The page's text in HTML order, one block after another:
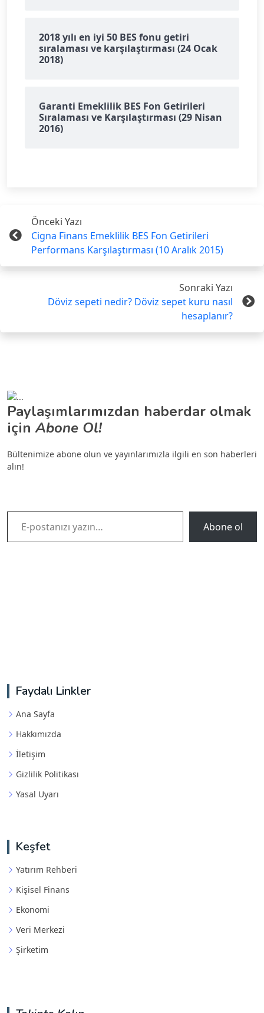
2018 yılı en iyi 50 BES fonu getiri
sıralaması ve karşılaştırması (24 Ocak
2018)
Garanti Emeklilik BES Fon Getirileri
Sıralaması ve Karşılaştırması (29 Nisan
2016)
Önceki Yazı
Cigna Finans Emeklilik BES Fon Getirileri
Performans Karşılaştırması (10 Aralık 2015)
Sonraki Yazı
Döviz sepeti nedir? Döviz sepet kuru nasıl
hesaplanır?
Paylaşımlarımızdan haberdar olmak
için Abone Ol!
Bültenimize abone olun ve yayınlarımızla ilgili en son haberleri
alın!
E-postanızı yazın…
Abone ol
Faydalı Linkler
Ana Sayfa
Hakkımızda
İletişim
Gizlilik Politikası
Yasal Uyarı
Keşfet
Yatırım Rehberi
Kişisel Finans
Ekonomi
Veri Merkezi
Şirketim